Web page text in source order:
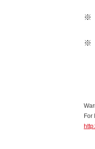
For